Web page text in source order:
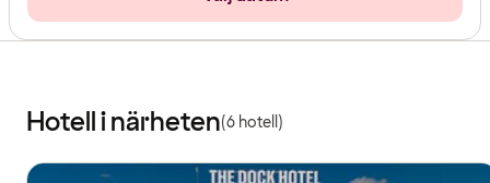
Hotell i närheten(6 hotell)